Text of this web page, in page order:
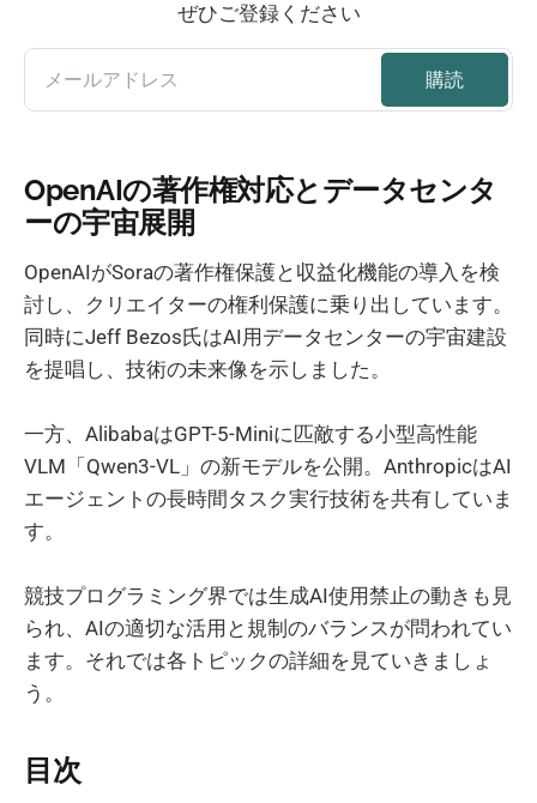
ぜひご登録ください
OpenAIの著作権対応とデータセンタ
ーの宇宙展開
OpenAIがSoraの著作権保護と収益化機能の導入を検
討し、クリエイターの権利保護に乗り出しています。
同時にJeff Bezos氏はAI用データセンターの宇宙建設
を提唱し、技術の未来像を示しました。
一方、AlibabaはGPT-5-Miniに匹敵する小型高性能
VLM「Qwen3-VL」の新モデルを公開。AnthropicはAI
エージェントの長時間タスク実行技術を共有していま
す。
競技プログラミング界では生成AI使用禁止の動きも見
られ、AIの適切な活用と規制のバランスが問われてい
ます。それでは各トピックの詳細を見ていきましょ
う。
目次